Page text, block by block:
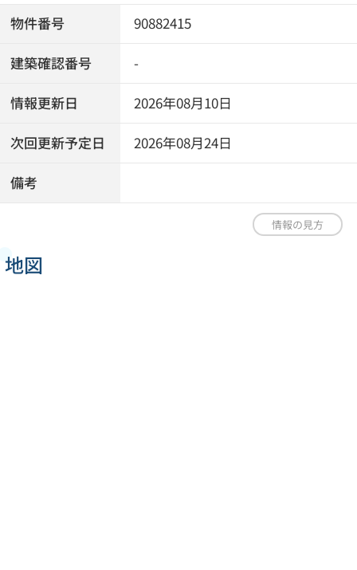
物件番号 90882415
建築確認番号 -
情報更新日 2026年08月10日
次回更新予定日 2026年08月24日
備考
情報の見方
地図